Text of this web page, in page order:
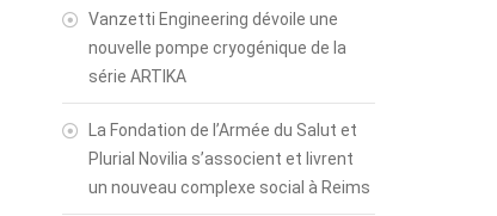
Vanzetti Engineering dévoile une
nouvelle pompe cryogénique de la
série ARTIKA
La Fondation de l’Armée du Salut et
Plurial Novilia s’associent et livrent
un nouveau complexe social à Reims